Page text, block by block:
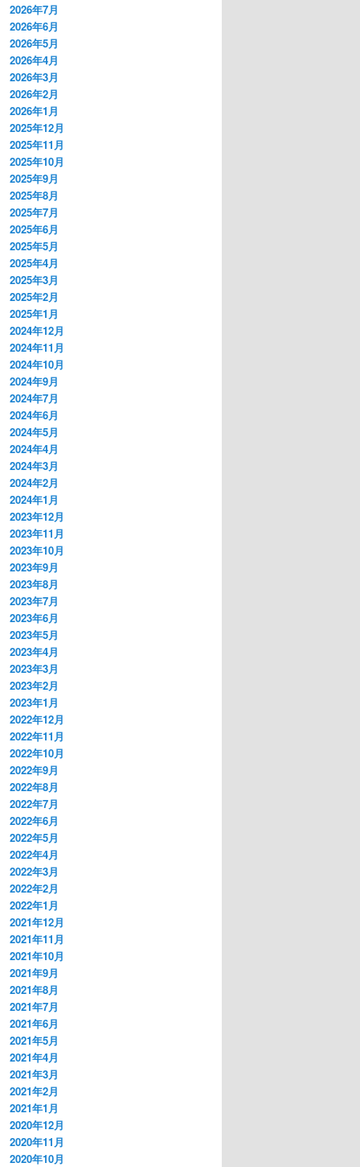
2026年7月
2026年6月
2026年5月
2026年4月
2026年3月
2026年2月
2026年1月
2025年12月
2025年11月
2025年10月
2025年9月
2025年8月
2025年7月
2025年6月
2025年5月
2025年4月
2025年3月
2025年2月
2025年1月
2024年12月
2024年11月
2024年10月
2024年9月
2024年7月
2024年6月
2024年5月
2024年4月
2024年3月
2024年2月
2024年1月
2023年12月
2023年11月
2023年10月
2023年9月
2023年8月
2023年7月
2023年6月
2023年5月
2023年4月
2023年3月
2023年2月
2023年1月
2022年12月
2022年11月
2022年10月
2022年9月
2022年8月
2022年7月
2022年6月
2022年5月
2022年4月
2022年3月
2022年2月
2022年1月
2021年12月
2021年11月
2021年10月
2021年9月
2021年8月
2021年7月
2021年6月
2021年5月
2021年4月
2021年3月
2021年2月
2021年1月
2020年12月
2020年11月
2020年10月